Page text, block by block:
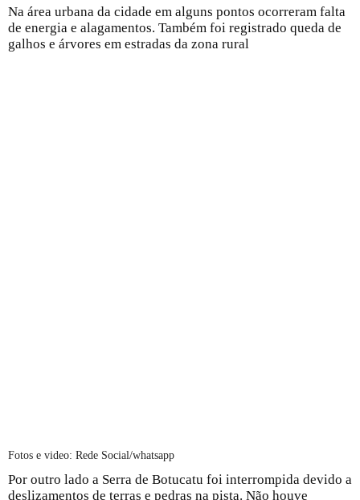
Na área urbana da cidade em alguns pontos ocorreram falta
de energia e alagamentos. Também foi registrado queda de
galhos e árvores em estradas da zona rural
Fotos e video: Rede Social/whatsapp
Por outro lado a Serra de Botucatu foi interrompida devido a
deslizamentos de terras e pedras na pista. Não houve